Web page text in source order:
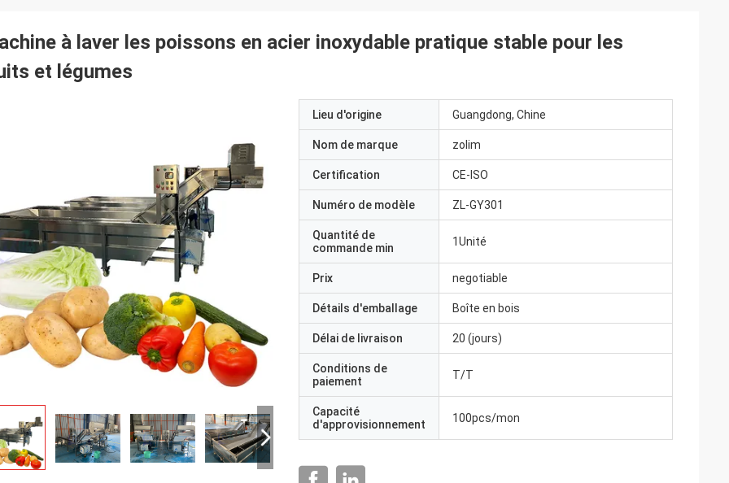
à laver les poissons en acier inoxydable pratique stable pour les
et légumes
Lieu d'origine Guangdong, Chine
Nom de marque zolim
Certification CE-ISO
Numéro de modèle ZL-GY301
Quantité de
commande min
1Unité
Prix negotiable
Détails d'emballage Boîte en bois
Délai de livraison 20 (jours)
Conditions de
paiement
T/T
Capacité
d'approvisionnement
100pcs/mon